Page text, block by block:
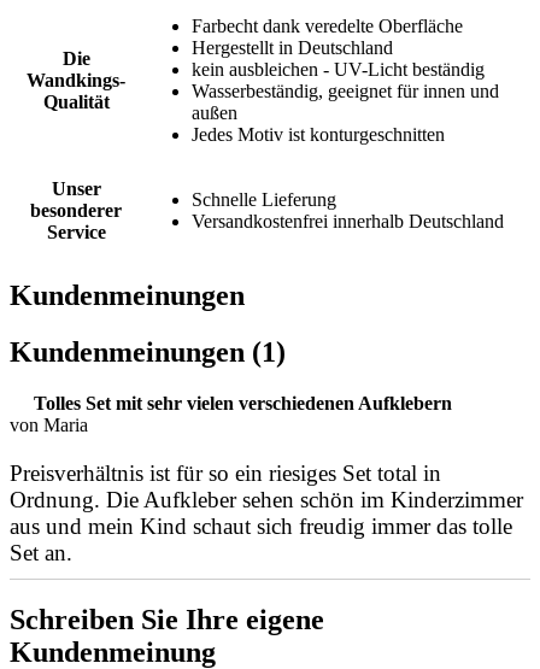
Die
Wandkings-
Qualität
Farbecht dank veredelte Oberfläche
Hergestellt in Deutschland
kein ausbleichen - UV-Licht beständig
Wasserbeständig, geeignet für innen und
außen
Jedes Motiv ist konturgeschnitten
Unser
besonderer
Service
Schnelle Lieferung
Versandkostenfrei innerhalb Deutschland
Kundenmeinungen
Kundenmeinungen (1)
Tolles Set mit sehr vielen verschiedenen Aufklebern
von Maria
Preisverhältnis ist für so ein riesiges Set total in
Ordnung. Die Aufkleber sehen schön im Kinderzimmer
aus und mein Kind schaut sich freudig immer das tolle
Set an.
Schreiben Sie Ihre eigene
Kundenmeinung